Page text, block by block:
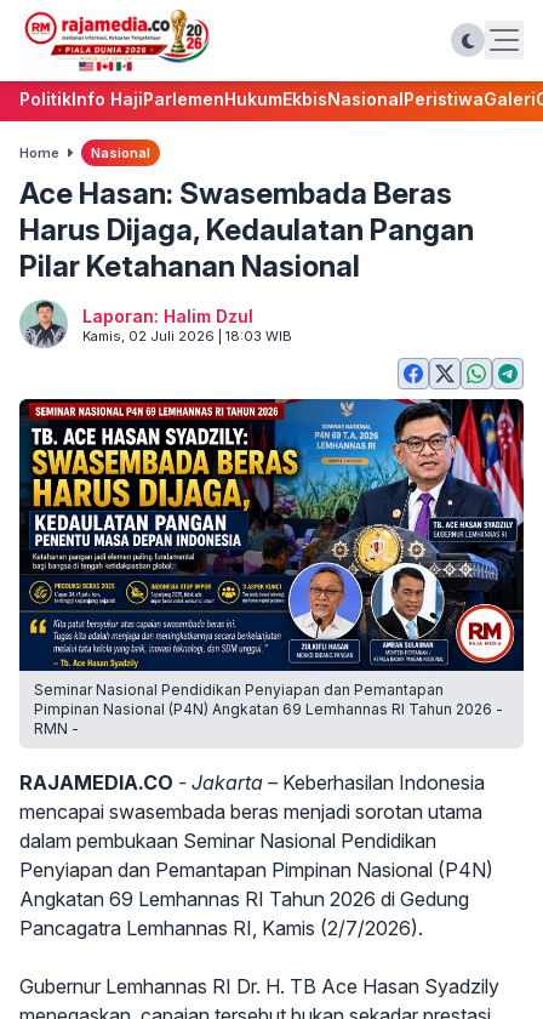
PolitikInfo HajiParlemenHukumEkbisNasionalPeristiwaGaleri
Home Nasional
Ace Hasan: Swasembada Beras
Harus Dijaga, Kedaulatan Pangan
Pilar Ketahanan Nasional
Laporan: Halim Dzul
Kamis, 02 Juli 2026 | 18:03 WIB
Seminar Nasional Pendidikan Penyiapan dan Pemantapan
Pimpinan Nasional (P4N) Angkatan 69 Lemhannas RI Tahun 2026 -
RMN -
RAJAMEDIA.CO - Jakarta –Keberhasilan Indonesia
mencapai swasembada beras menjadi sorotan utama
dalam pembukaan Seminar Nasional Pendidikan
Penyiapan dan Pemantapan Pimpinan Nasional (P4N)
Angkatan 69 Lemhannas RI Tahun 2026 di Gedung
Pancagatra Lemhannas RI, Kamis (2/7/2026).
Gubernur Lemhannas RI Dr. H. TB Ace Hasan Syadzily